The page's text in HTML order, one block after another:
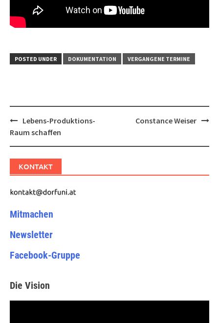
POSTED UNDER DOKUMENTATION VERGANGENE TERMINE
Post
navigation
Lebens-Produktions-
Raum schaffen
Constance Weiser
KONTAKT
Mitmachen
Newsletter
Facebook-Gruppe
Die Vision